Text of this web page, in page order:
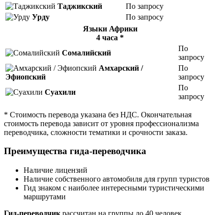
Таджикский
По запросу
Урду
По запросу
Языки Африки
4 часа *
Сомалийский
По
запросу
Амхарский /
Эфиопский
По
запросу
Суахили
По
запросу
* Стоимость перевода указана без НДС. Окончательная
стоимость перевода зависит от уровня профессионализма
переводчика, сложности тематики и срочности заказа.
Преимущества гида-переводчика
Наличие лицензий
Наличие собственного автомобиля для групп туристов
Гид знаком с наиболее интересными туристическими
маршрутами
Гид-переводчик расcчитан на группы до 40 человек